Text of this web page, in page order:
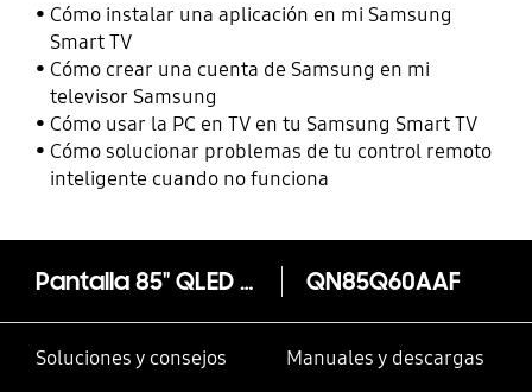
Cómo instalar una aplicación en mi Samsung
Smart TV
Cómo crear una cuenta de Samsung en mi
televisor Samsung
Cómo usar la PC en TV en tu Samsung Smart TV
Cómo solucionar problemas de tu control remoto
inteligente cuando no funciona
Pantalla 85" QLED 4K Smart TV Q60A 2021 QN85Q60AAF
Soluciones y consejos Manuales y descargas